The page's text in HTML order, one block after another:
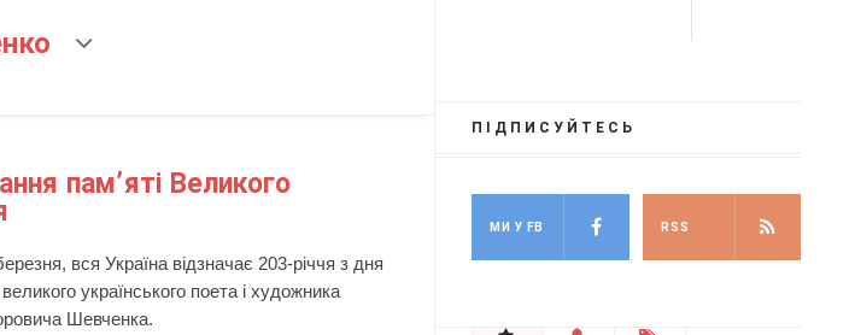
пам’яті Великого
вся Україна відзначає 203-річчя з дня
українського поета і художника
Шевченка.
ПІДПИСУЙТЕСЬ
МИ У FB RSS